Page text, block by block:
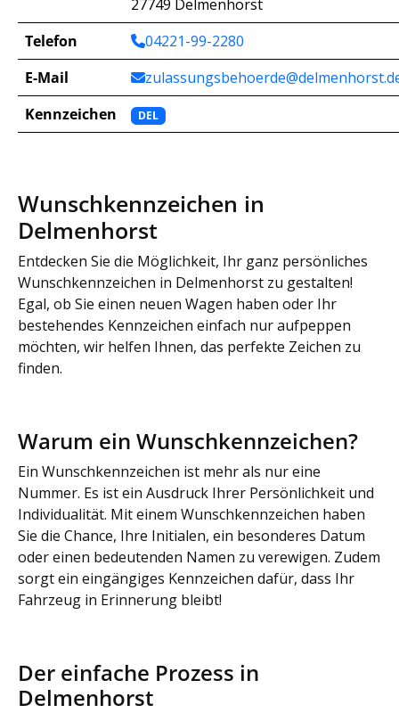
27749 Delmenhorst
Telefon
04221-99-2280
E-Mail
Kennzeichen
DEL
Wunschkennzeichen in
Delmenhorst
Entdecken Sie die Möglichkeit, Ihr ganz persönliches
Wunschkennzeichen in Delmenhorst zu gestalten!
Egal, ob Sie einen neuen Wagen haben oder Ihr
bestehendes Kennzeichen einfach nur aufpeppen
möchten, wir helfen Ihnen, das perfekte Zeichen zu
finden.
Warum ein Wunschkennzeichen?
Ein Wunschkennzeichen ist mehr als nur eine
Nummer. Es ist ein Ausdruck Ihrer Persönlichkeit und
Individualität. Mit einem Wunschkennzeichen haben
Sie die Chance, Ihre Initialen, ein besonderes Datum
oder einen bedeutenden Namen zu verewigen. Zudem
sorgt ein eingängiges Kennzeichen dafür, dass Ihr
Fahrzeug in Erinnerung bleibt!
Der einfache Prozess in
Delmenhorst